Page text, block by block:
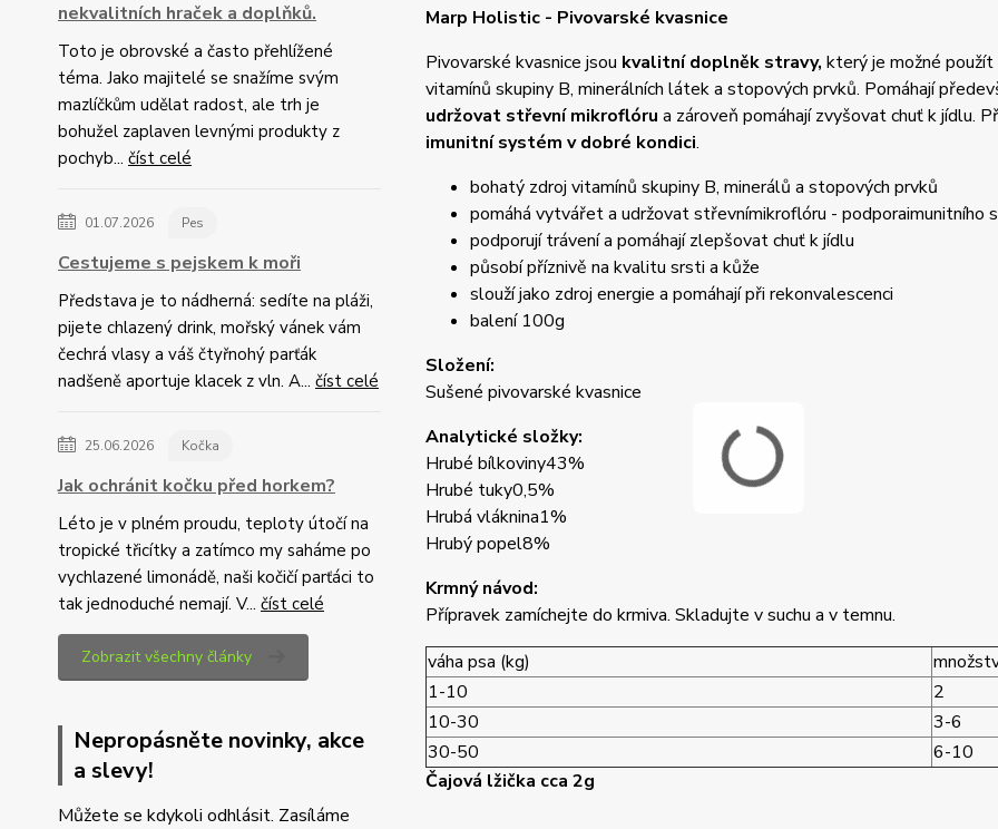
nekvalitních hraček a doplňků.
Toto je obrovské a často přehlížené
téma. Jako majitelé se snažíme svým
mazlíčkům udělat radost, ale trh je
bohužel zaplaven levnými produkty z
pochyb... číst celé
01.07.2026 Pes
Cestujeme s pejskem k moři
Představa je to nádherná: sedíte na pláži,
pijete chlazený drink, mořský vánek vám
čechrá vlasy a váš čtyřnohý parťák
nadšeně aportuje klacek z vln. A... číst celé
25.06.2026 Kočka
Jak ochránit kočku před horkem?
Léto je v plném proudu, teploty útočí na
tropické třicítky a zatímco my saháme po
vychlazené limonádě, naši kočičí parťáci to
tak jednoduché nemají. V... číst celé
Zobrazit všechny články
Nepropásněte novinky, akce
a slevy!
Můžete se kdykoli odhlásit. Zasíláme
Marp Holistic - Pivovarské kvasnice
Pivovarské kvasnice jsou kvalitní doplněk stravy, který je možné
vitamínů skupiny B, minerálních látek a stopových prvků. Pomáhají
udržovat střevní mikroflóru a zároveň pomáhají zvyšovat chuť k jídlu.
imunitní systém v dobré kondici.
bohatý zdroj vitamínů skupiny B, minerálů a stopových prvků
pomáhá vytvářet a udržovat střevnímikroflóru - podporaimunitního
podporují trávení a pomáhají zlepšovat chuť k jídlu
působí příznivě na kvalitu srsti a kůže
slouží jako zdroj energie a pomáhají při rekonvalescenci
balení 100g
Složení:
Sušené pivovarské kvasnice
Analytické složky:
Hrubé bílkoviny43%
Hrubé tuky0,5%
Hrubá vláknina1%
Hrubý popel8%
Krmný návod:
Přípravek zamíchejte do krmiva. Skladujte v suchu a v temnu.
váha psa (kg)
1-10
2
10-30
3-6
30-50
6-10
Čajová lžička cca 2g